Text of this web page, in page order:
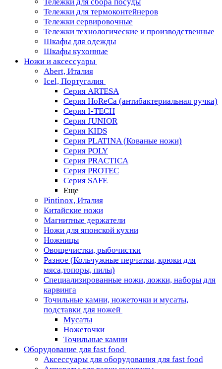
Тележки для термоконтейнеров
Тележки сервировочные
Тележки технологические и производственные
Шкафы для одежды
Шкафы кухонные
Ножи и аксессуары
Abert, Италия
Icel, Португалия
Серия ARTESA
Серия HoReCa (антибактериальная ручка)
Серия I-TECH
Серия JUNIOR
Серия KIDS
Серия PLATINA (Кованые ножи)
Серия POLY
Серия PRACTICA
Серия PROTEC
Серия SAFE
Еще
Pintinox, Италия
Китайские ножи
Магнитные держатели
Ножи для японской кухни
Ножницы
Овощечистки, рыбочистки
Разное (Кольчужные перчатки, крюки для
мяса,топоры, пилы)
Специализированные ножи, ложки, наборы для
карвинга
Точильные камни, ножеточки и мусаты,
подставки для ножей
Мусаты
Ножеточки
Точильные камни
Оборудование для fast food
Аксессуары для оборудования для fast food